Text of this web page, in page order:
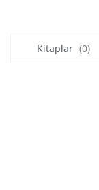
Kitaplar (0)